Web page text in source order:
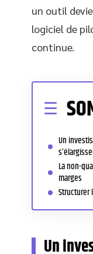
un outil
logiciel de
continue.
Un
La non-
marges
Structurer
Un